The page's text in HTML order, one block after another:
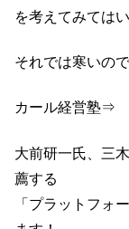
を考えてみては
それでは寒いの
カール経営塾⇒
大前研一氏、三
薦する
「プラットフォ